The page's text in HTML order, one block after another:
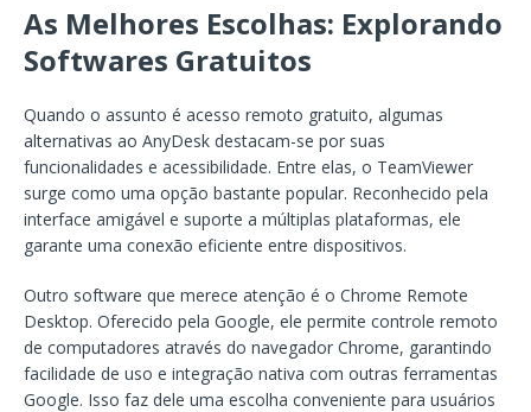
As Melhores Escolhas: Explorando
Softwares Gratuitos
Quando o assunto é acesso remoto gratuito, algumas
alternativas ao AnyDesk destacam-se por suas
funcionalidades e acessibilidade. Entre elas, o TeamViewer
surge como uma opção bastante popular. Reconhecido pela
interface amigável e suporte a múltiplas plataformas, ele
garante uma conexão eficiente entre dispositivos.
Outro software que merece atenção é o Chrome Remote
Desktop. Oferecido pela Google, ele permite controle remoto
de computadores através do navegador Chrome, garantindo
facilidade de uso e integração nativa com outras ferramentas
Google. Isso faz dele uma escolha conveniente para usuários